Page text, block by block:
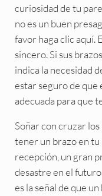
curiosidad de tu
no es un buen
favor haga clic aquí.
sincero. Si sus
indica la necesidad
estar seguro de que
adecuada para que
Soñar con cruzar
tener un brazo en tu
recepción, un gran
desastre en el
es la señal de que